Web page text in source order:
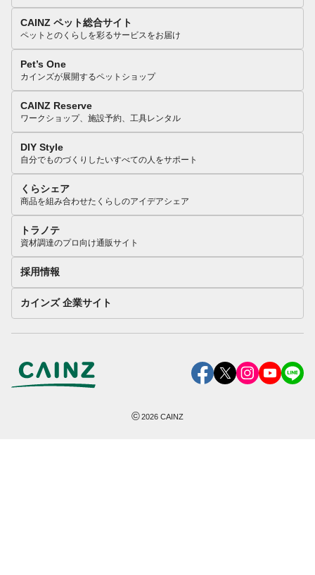
CAINZ ペット総合サイト
ペットとのくらしを彩るサービスをお届け
Pet’s One
カインズが展開するペットショップ
CAINZ Reserve
ワークショップ、施設予約、工具レンタル
DIY Style
自分でものづくりしたいすべての人をサポート
くらシェア
商品を組み合わせたくらしのアイデアシェア
トラノテ
資材調達のプロ向け通販サイト
採用情報
カインズ 企業サイト
©2026 CAINZ